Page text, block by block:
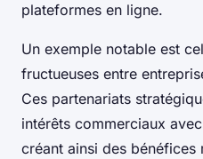
plateformes en ligne.
Un exemple notable est
fructueuses entre
Ces partenariats
intérêts commerciaux
créant ainsi des bénéfices